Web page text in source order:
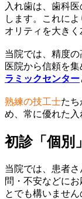
入れ歯は、歯科
します。これに
オリティを大きく
当院では、精度
医院から信頼を
ラミックセンター
熟練の技工士たち
め、常に優れた入
初診「個別
当院では、患者
問・不安などに
とでも構いませ